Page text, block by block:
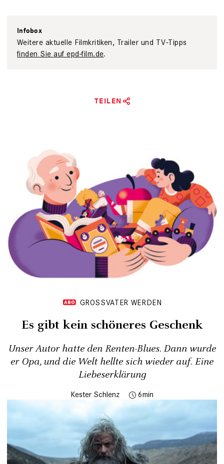
Infobox
Weitere aktuelle Filmkritiken, Trailer und TV-Tipps
finden Sie auf epd-film.de.
TEILEN
GROSSVATER WERDEN
Es gibt kein schöneres Geschenk
Unser Autor hatte den Renten-Blues. Dann wurde
er Opa, und die Welt hellte sich wieder auf. Eine
Liebeserklärung
Kester Schlenz 6